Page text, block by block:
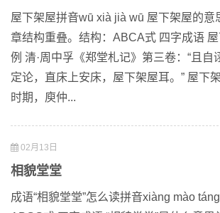
屋下架屋拼音wū xià jià wū 屋下架屋的意
章结构重叠。结构：ABCA式 四字成语
例 清·周中孚《郑堂札记》第三卷：“且自
定论，直床上安床，屋下架屋耳。” 屋下
时期，庾仲...
02月13日
相貌堂堂
成语“相貌堂堂”怎么读拼音xiàng mào táng